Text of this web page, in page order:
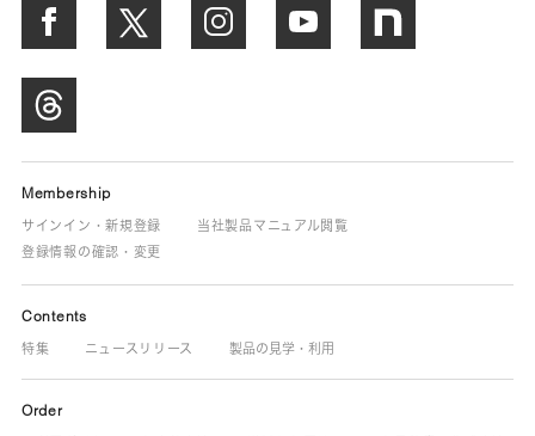
Membership
サインイン・新規登録
当社製品マニュアル閲覧
登録情報の確認・変更
Contents
特集 ニュースリリース 製品の見学・利用
Order